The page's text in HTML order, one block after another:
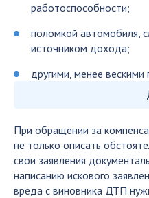
работоспособности;
поломкой автомобиля,
источником дохода;
другими, менее вескими
При обращении за
не только описать
свои заявления
написанию искового
вреда с виновника ДТП